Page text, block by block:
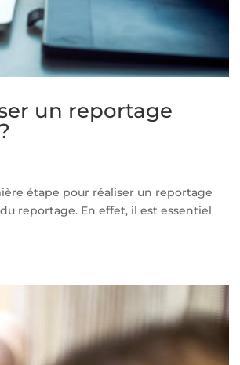
un reportage
étape pour réaliser un reportage
reportage. En effet, il est essentiel